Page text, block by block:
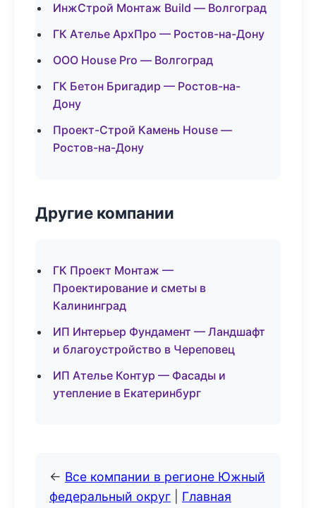
ИнжСтрой Монтаж Build — Волгоград
ГК Ателье АрхПро — Ростов-на-Дону
ООО House Pro — Волгоград
ГК Бетон Бригадир — Ростов-на-
Дону
Проект-Строй Камень House —
Ростов-на-Дону
Другие компании
ГК Проект Монтаж —
Проектирование и сметы в
Калининград
ИП Интерьер Фундамент — Ландшафт
и благоустройство в Череповец
ИП Ателье Контур — Фасады и
утепление в Екатеринбург
← Все компании в регионе Южный
федеральный округ
Главная